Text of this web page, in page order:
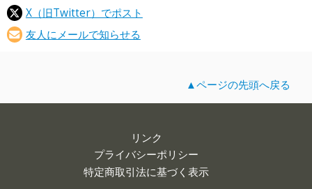
X（旧Twitter）でポスト
友人にメールで知らせる
▲ページの先頭へ戻る
リンク
プライバシーポリシー
特定商取引法に基づく表示